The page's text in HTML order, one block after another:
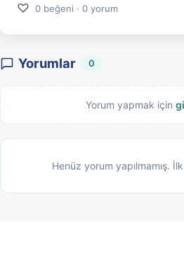
♡ 0 beğeni · 0 yorum
Yorumlar 0
Yorum yapmak için
Henüz yorum yapılmamış.